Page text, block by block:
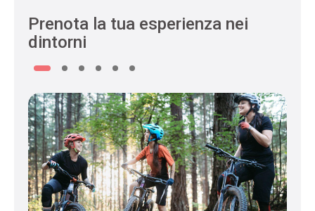
Prenota la tua esperienza nei
dintorni